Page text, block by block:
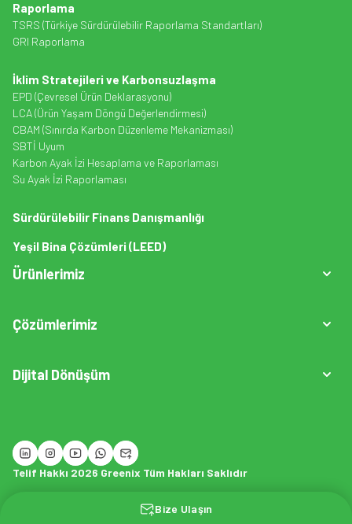
Bize Ulaşın
Raporlama
TSRS (Türkiye Sürdürülebilir Raporlama Standartları)
GRI Raporlama
İklim Stratejileri ve Karbonsuzlaşma
EPD (Çevresel Ürün Deklarasyonu)
LCA (Ürün Yaşam Döngü Değerlendirmesi)
CBAM (Sınırda Karbon Düzenleme Mekanizması)
SBTİ Uyum
Karbon Ayak İzi Hesaplama ve Raporlaması
Su Ayak İzi Raporlaması
Sürdürülebilir Finans Danışmanlığı
Yeşil Bina Çözümleri (LEED)
Ürünlerimiz
Çözümlerimiz
Dijital Dönüşüm
Operasyon/Saha Emisyon Modülü
Siber Güvenlik & Penetrasyon Testleri
Telif Hakkı 2026 Greenix Tüm Hakları Saklıdır